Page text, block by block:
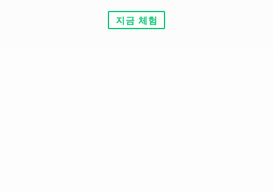
지금 체험